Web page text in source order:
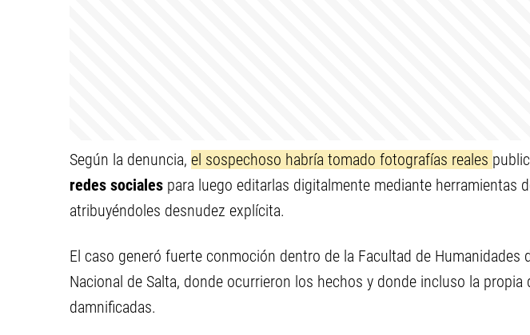
Según la denuncia, el sospechoso habría tomado fotografías reales
redes sociales para luego editarlas digitalmente mediante herramientas
atribuyéndoles desnudez explícita.
El caso generó fuerte conmoción dentro de la Facultad de Humanidades
Nacional de Salta, donde ocurrieron los hechos y donde incluso la propia
damnificadas.